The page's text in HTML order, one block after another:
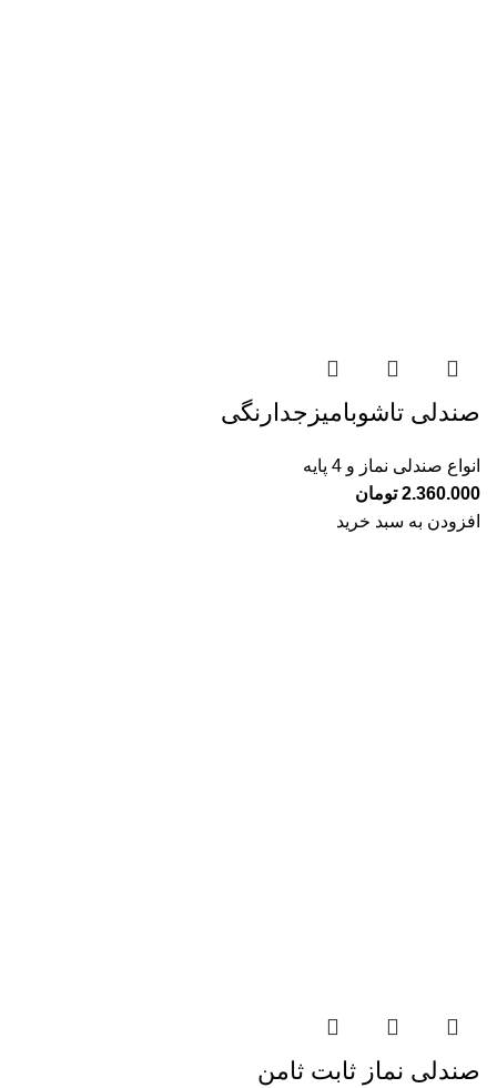
صندلی تاشوبامیزجدارنگی
انواع صندلی نماز و 4 پایه
2.360.000 تومان
افزودن به سبد خرید
صندلی نماز ثابت ثامن